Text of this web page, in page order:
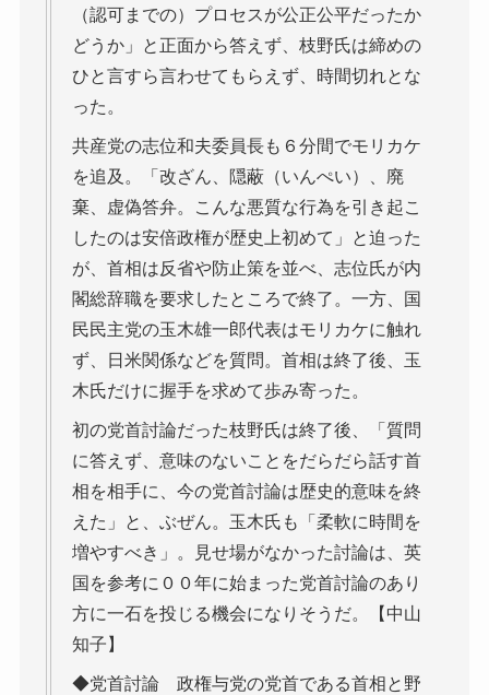
（認可までの）プロセスが公正公平だったか
どうか」と正面から答えず、枝野氏は締めの
ひと言すら言わせてもらえず、時間切れとな
った。
共産党の志位和夫委員長も６分間でモリカケ
を追及。「改ざん、隠蔽（いんぺい）、廃
棄、虚偽答弁。こんな悪質な行為を引き起こ
したのは安倍政権が歴史上初めて」と迫った
が、首相は反省や防止策を並べ、志位氏が内
閣総辞職を要求したところで終了。一方、国
民民主党の玉木雄一郎代表はモリカケに触れ
ず、日米関係などを質問。首相は終了後、玉
木氏だけに握手を求めて歩み寄った。
初の党首討論だった枝野氏は終了後、「質問
に答えず、意味のないことをだらだら話す首
相を相手に、今の党首討論は歴史的意味を終
えた」と、ぶぜん。玉木氏も「柔軟に時間を
増やすべき」。見せ場がなかった討論は、英
国を参考に００年に始まった党首討論のあり
方に一石を投じる機会になりそうだ。【中山
知子】
◆党首討論 政権与党の党首である首相と野